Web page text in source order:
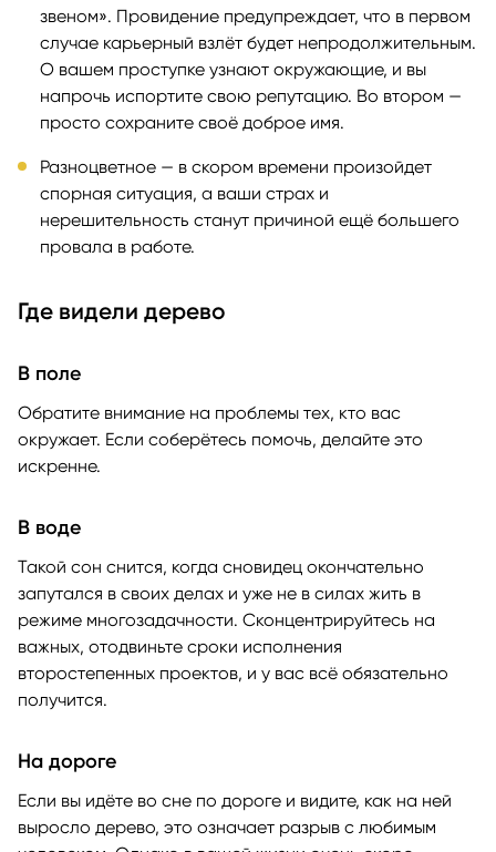
звеном». Провидение предупреждает, что в первом
случае карьерный взлёт будет непродолжительным.
О вашем проступке узнают окружающие, и вы
напрочь испортите свою репутацию. Во втором —
просто сохраните своё доброе имя.
Разноцветное — в скором времени произойдет
спорная ситуация, а ваши страх и
нерешительность станут причиной ещё большего
провала в работе.
Где видели дерево
В поле
Обратите внимание на проблемы тех, кто вас
окружает. Если соберётесь помочь, делайте это
искренне.
В воде
Такой сон снится, когда сновидец окончательно
запутался в своих делах и уже не в силах жить в
режиме многозадачности. Сконцентрируйтесь на
важных, отодвиньте сроки исполнения
второстепенных проектов, и у вас всё обязательно
получится.
На дороге
Если вы идёте во сне по дороге и видите, как на ней
выросло дерево, это означает разрыв с любимым